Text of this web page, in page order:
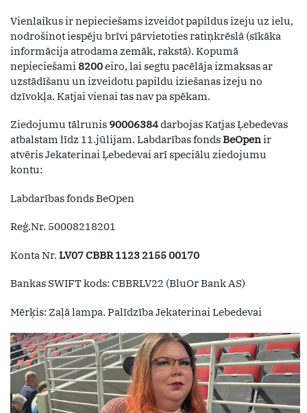
Vienlaikus ir nepieciešams izveidot papildus izeju uz ielu,
nodrošinot iespēju brīvi pārvietoties ratiņkrēslā (sīkāka
informācija atrodama zemāk, rakstā). Kopumā
nepieciešami 8200eiro, lai segtu pacēlāja izmaksas ar
uzstādīšanu un izveidotu papildu iziešanas izeju no
dzīvokļa. Katjai vienai tas nav pa spēkam.
Ziedojumu tālrunis 90006384darbojas Katjas Ļebedevas
atbalstam līdz 11.jūlijam. Labdarības fondsBeOpenir
atvēris Jekaterinai Ļebedevai arī speciālu ziedojumu
kontu:
Labdarības fonds BeOpen
Reģ.Nr. 50008218201
Konta Nr. LV07 CBBR 1123 2155 00170
Bankas SWIFT kods: CBBRLV22 (BluOr Bank AS)
Mērķis: Zaļā lampa. Palīdzība Jekaterinai Lebedevai